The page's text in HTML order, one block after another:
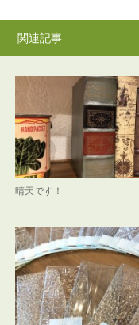
関連記事
晴天です！